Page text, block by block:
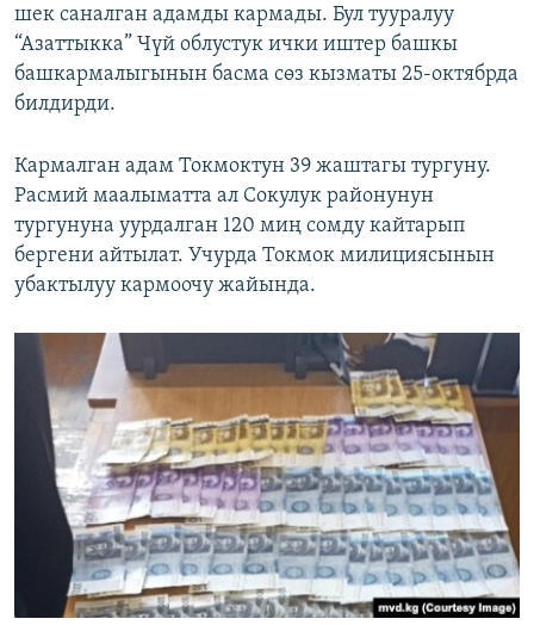
шек саналган адамды кармады. Бул тууралуу
“Азаттыкка” Чүй облустук ички иштер башкы
башкармалыгынын басма сөз кызматы 25-октябрда
билдирди.
Кармалган адам Токмоктун 39 жаштагы тургуну.
Расмий маалыматта ал Сокулук районунун
тургунуна уурдалган 120 миң сомду кайтарып
бергени айтылат. Учурда Токмок милициясынын
убактылуу кармоочу жайында.